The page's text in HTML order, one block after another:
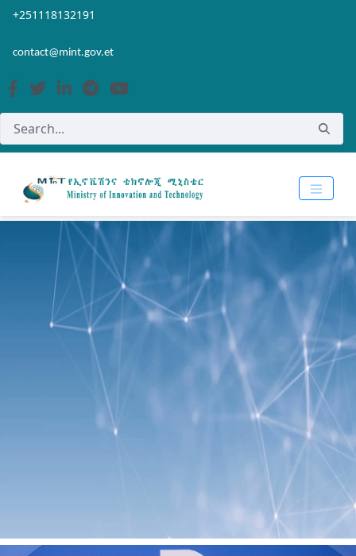
Skip to Main Content
Open Accessibility Menu
+251118132191
contact@mint.gov.et